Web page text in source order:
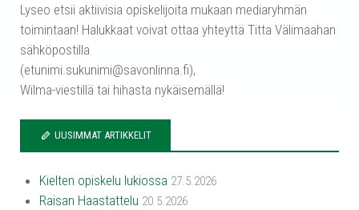
Lyseo etsii aktiivisia opiskelijoita mukaan mediaryhmän
toimintaan! Halukkaat voivat ottaa yhteyttä Titta Välimaahan
sähköpostilla
(etunimi.sukunimi@savonlinna.fi),
Wilma-viestillä tai hihasta nykäisemällä!
UUSIMMAT ARTIKKELIT
Kielten opiskelu lukiossa 27.5.2026
Raisan Haastattelu 20.5.2026